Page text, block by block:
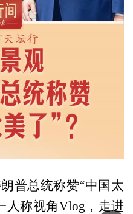
普总统称赞“中国太
人称视角Vlog，走进